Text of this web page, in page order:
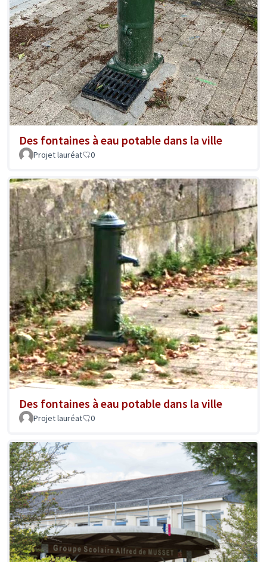
Des fontaines à eau potable dans la ville
Projet lauréat 0
Des fontaines à eau potable dans la ville
Projet lauréat 0